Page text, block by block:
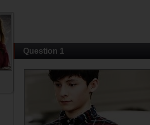
Question 1